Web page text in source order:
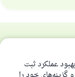
©
عملکرد ثبت